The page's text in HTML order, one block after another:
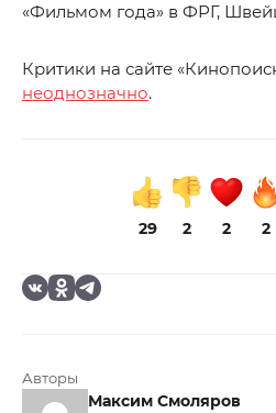
«Фильмом года» в ФРГ,
Критики на сайте
неоднозначно.
29 2 2 2
Авторы
Максим Смоляров